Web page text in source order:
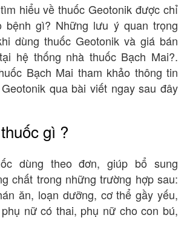
hiểu về thuốc Geotonik được chỉ
bệnh gì? Những lưu ý quan trọng
dùng thuốc Geotonik và giá bán
hệ thống nhà thuốc Bạch Mai?.
Bạch Mai tham khảo thông tin
qua bài viết ngay sau đây
gì ?
dùng theo đơn, giúp bổ sung
chất trong những trường hợp sau:
ăn, loạn dưỡng, cơ thể gầy yếu,
nữ có thai, phụ nữ cho con bú,